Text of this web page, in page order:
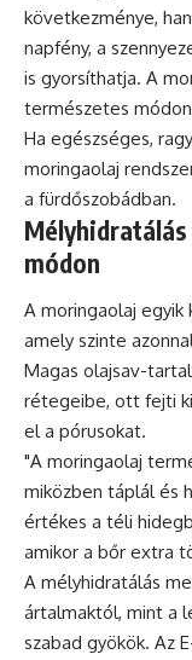
következménye,
napfény, a
is gyorsíthatja. A
természetes
Ha egészséges,
moringaolaj
a fürdőszobádban.
módon
A moringaolaj egyik
amely szinte
Magas olajsav-
rétegeibe, ott fejti
el a pórusokat.
"A moringaolaj
miközben táplál és
értékes a téli
amikor a bőr extra
A mélyhidratálás
ártalmaktól, mint a
szabad gyökök. Az